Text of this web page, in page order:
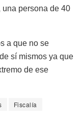
una persona de 40
a que no se
sí mismos ya que
de ese
Fiscalía